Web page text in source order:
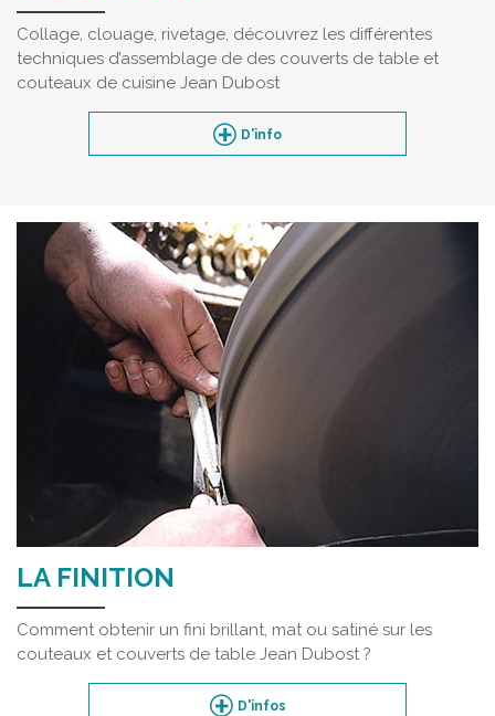
Collage, clouage, rivetage, découvrez les différentes
techniques d’assemblage de des couverts de table et
couteaux de cuisine Jean Dubost
D'info
LA FINITION
Comment obtenir un fini brillant, mat ou satiné sur les
couteaux et couverts de table Jean Dubost ?
D'infos